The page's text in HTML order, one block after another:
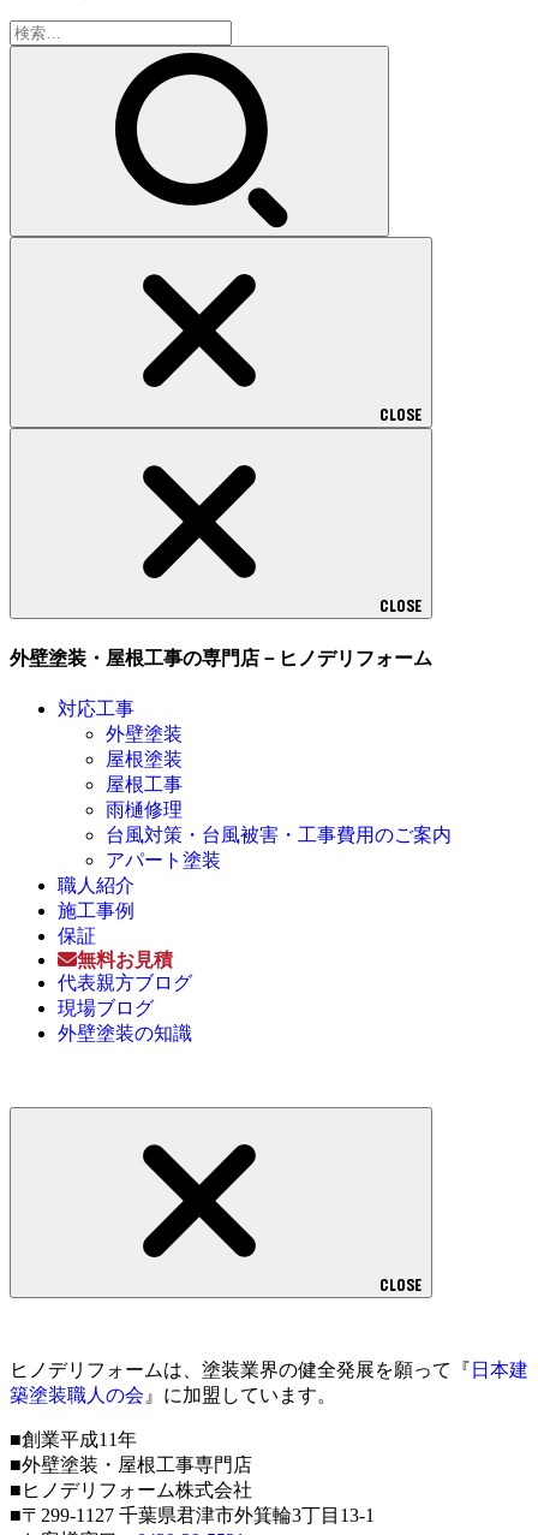
検
索:
CLOSE
CLOSE
外壁塗装・屋根工事の専門店－ヒノデリフォーム
対応工事
外壁塗装
屋根塗装
屋根工事
雨樋修理
台風対策・台風被害・工事費用のご案内
アパート塗装
職人紹介
施工事例
保証
無料お見積
代表親方ブログ
現場ブログ
外壁塗装の知識
CLOSE
ヒノデリフォームは、塗装業界の健全発展を願って『 日本建
築塗装職人の会 』に加盟しています。
■創業平成11年
■外壁塗装・屋根工事専門店
■ヒノデリフォーム株式会社
■〒299-1127 千葉県君津市外箕輪3丁目13-1